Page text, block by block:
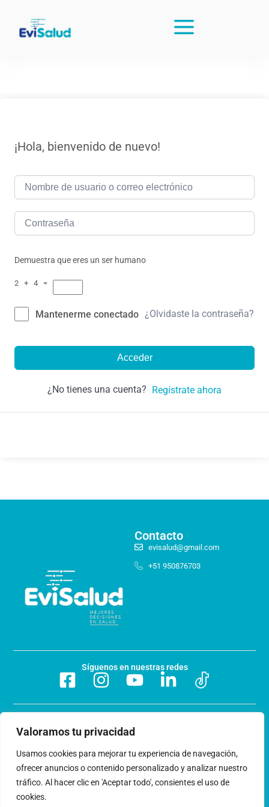
Valoramos tu privacidad
Usamos cookies para mejorar tu experiencia de navegación,
ofrecer anuncios o contenido personalizado y analizar nuestro
tráfico. Al hacer clic en 'Aceptar todo', consientes el uso de
cookies.
¡Hola, bienvenido de nuevo!
Demuestra que eres un ser humano
2 + 4 =
Mantenerme conectado ¿Olvidaste la contraseña?
Acceder
¿No tienes una cuenta? Regístrate ahora
Contacto
evisalud@gmail.com
+51 950876703
Síguenos en nuestras redes
Acerca de nosotros
Trabaja con nosotros
Libro de reclamaciones